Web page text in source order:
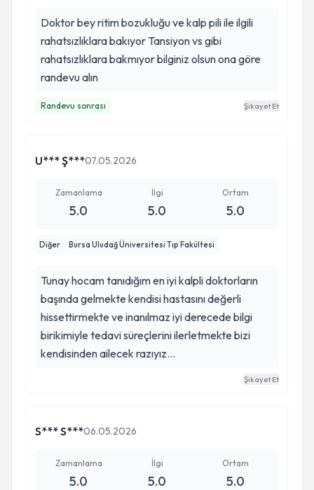
Doktor bey ritim bozukluğu ve kalp pili ile ilgili
rahatsızlıklara bakıyor Tansiyon vs gibi
rahatsızlıklara bakmıyor bilginiz olsun ona göre
randevu alın
Randevu sonrası Şikayet Et
U*** Ş***07.05.2026
Zamanlama
5.0
İlgi
5.0
Ortam
5.0
Diğer Bursa Uludağ Üniversitesi Tıp Fakültesi
Tunay hocam tanıdığım en iyi kalpli doktorların
başında gelmekte kendisi hastasını değerli
hissettirmekte ve inanılmaz iyi derecede bilgi
birikimiyle tedavi süreçlerini ilerletmekte bizi
kendisinden ailecek razıyız…
Şikayet Et
S*** S***06.05.2026
Zamanlama
5.0
İlgi
5.0
Ortam
5.0